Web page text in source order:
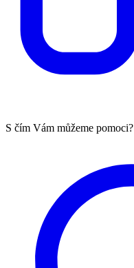
S čím Vám můžeme pomoci?